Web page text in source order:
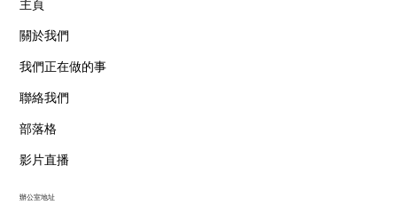
主頁
關於我們
我們正在做的事
聯絡我們
部落格
影片直播
辦公室地址